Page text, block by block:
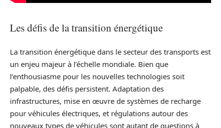
Les défis de la transition énergétique
La transition énergétique dans le secteur des transports est
un enjeu majeur à l’échelle mondiale. Bien que
l’enthousiasme pour les nouvelles technologies soit
palpable, des défis persistent. Adaptation des
infrastructures, mise en œuvre de systèmes de recharge
pour véhicules électriques, et régulations autour des
nouveaux types de véhicules sont autant de questions à